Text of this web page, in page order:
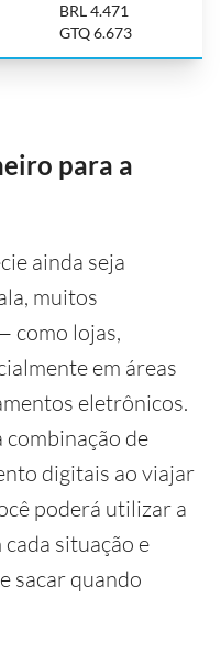
BRL 4.471
GTQ 6.673
para a
ainda seja
muitos
como lojas,
em áreas
eletrônicos.
combinação de
digitais ao viajar
poderá utilizar a
situação e
sacar quando